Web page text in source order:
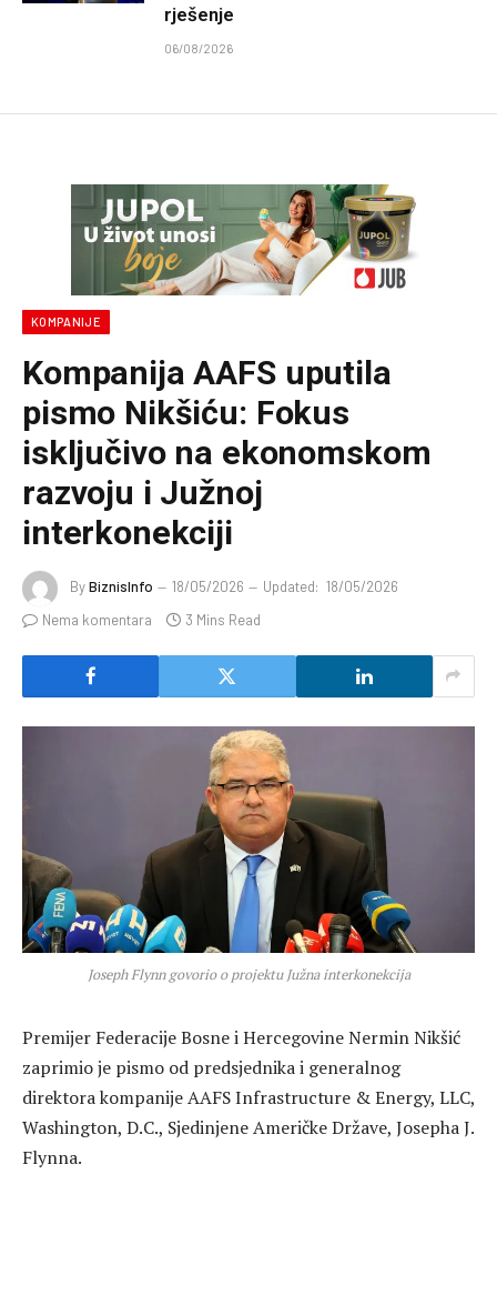
rješenje
06/08/2026
KOMPANIJE
Kompanija AAFS uputila
pismo Nikšiću: Fokus
isključivo na ekonomskom
razvoju i Južnoj
interkonekciji
ByBiznisInfo 18/05/2026 Updated: 18/05/2026
Nema komentara
3 Mins Read
Joseph Flynn govorio o projektu Južna interkonekcija
Premijer Federacije Bosne i Hercegovine Nermin Nikšić
zaprimio je pismo od predsjednika i generalnog
direktora kompanije AAFS Infrastructure & Energy, LLC,
Washington, D.C., Sjedinjene Američke Države, Josepha J.
Flynna.